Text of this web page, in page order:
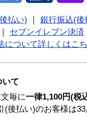
払い)
銀行振込(後
セブンイレブン決済
について詳しくはこ
いて
毎に一律1,100円(税
(後払い)のお客様は